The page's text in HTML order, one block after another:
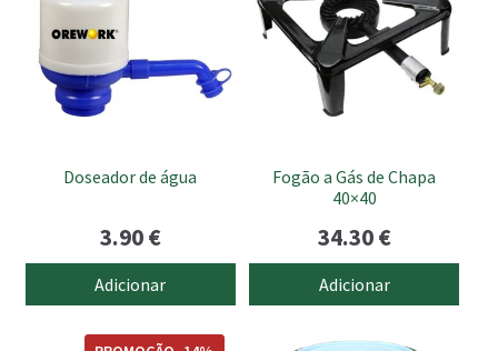
Doseador de água
3.90€
Adicionar
Fogão a Gás de Chapa
40×40
34.30€
Adicionar